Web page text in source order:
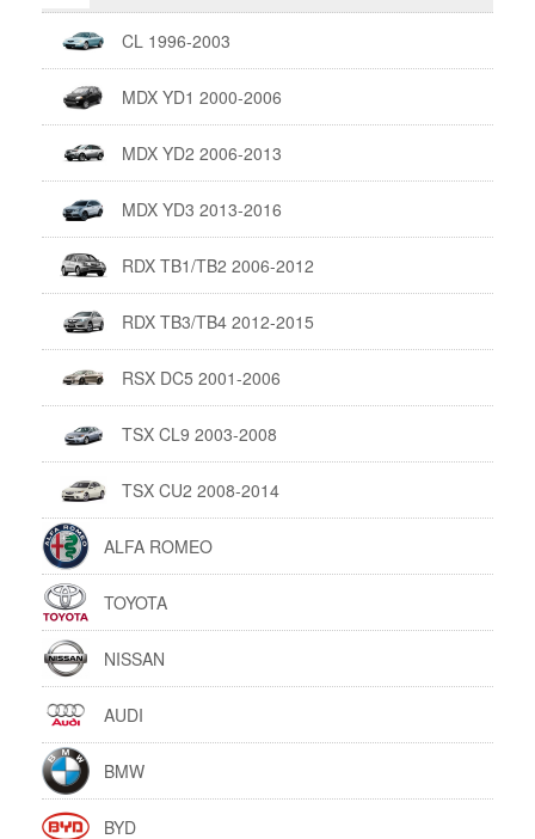
CL 1996-2003
MDX YD1 2000-2006
MDX YD2 2006-2013
MDX YD3 2013-2016
RDX TB1/TB2 2006-2012
RDX TB3/TB4 2012-2015
RSX DC5 2001-2006
TSX CL9 2003-2008
TSX CU2 2008-2014
ALFA ROMEO
TOYOTA
NISSAN
AUDI
BMW
BYD